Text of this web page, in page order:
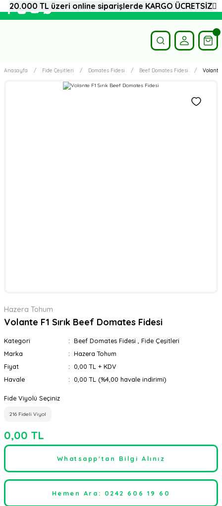
Anasayfa Fide Çeşitleri Domates Fidesi Beef Domates Fidesi Volante
Hazera Tohum
Volante F1 Sırık Beef Domates Fidesi
Kategori Beef Domates Fidesi
Fide Çeşitleri
Marka
Hazera Tohum
Fiyat
0,00 TL + KDV
Havale
0,00 TL (%4,00 havale indirimi)
Fide Viyolü Seçiniz
216 Fideli Viyol
0,00 TL
Whatsapp'tan Bilgi Alınız
Hemen Ara: 0242 606 19 60
20.000 TL üzeri online siparişlerde KARGO ÜCRETSİZ